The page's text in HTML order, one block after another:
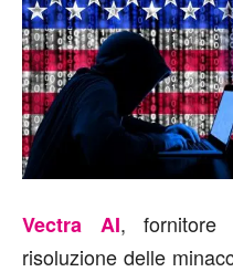
Vectra AI, fornitore
risoluzione delle